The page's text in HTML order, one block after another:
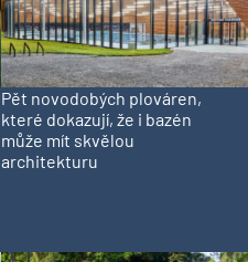
Pět novodobých plováren,
které dokazují, že i bazén
může mít skvělou
architekturu